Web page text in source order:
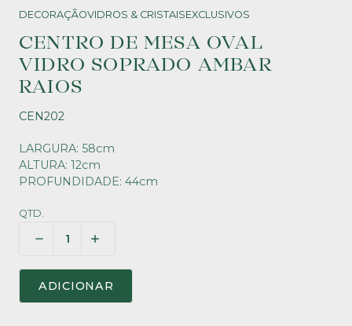
DECORAÇÃOVIDROS & CRISTAISEXCLUSIVOS
CENTRO DE MESA OVAL
VIDRO SOPRADO AMBAR
RAIOS
CEN202
LARGURA: 58cm
ALTURA: 12cm
PROFUNDIDADE: 44cm
QTD.
ADICIONAR